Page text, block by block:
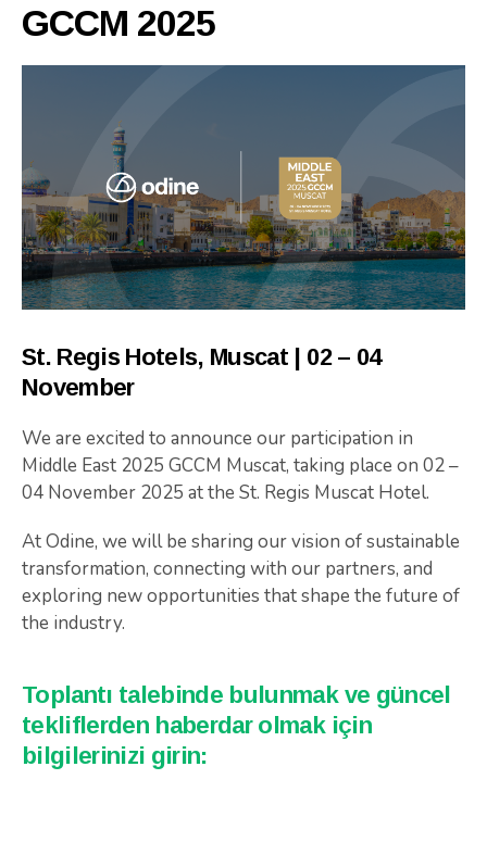
GCCM 2025
St. Regis Hotels, Muscat | 02 – 04
November
We are excited to announce our participation in
Middle East 2025 GCCM Muscat, taking place on 02 –
04 November 2025 at the St. Regis Muscat Hotel.
At Odine, we will be sharing our vision of sustainable
transformation, connecting with our partners, and
exploring new opportunities that shape the future of
the industry.
Toplantı talebinde bulunmak ve güncel
tekliflerden haberdar olmak için
bilgilerinizi girin: